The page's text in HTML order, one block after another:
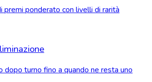
premi ponderato con livelli di rarità
dopo turno fino a quando ne resta uno